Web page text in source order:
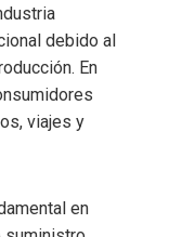
debido al
En
viajes y
en